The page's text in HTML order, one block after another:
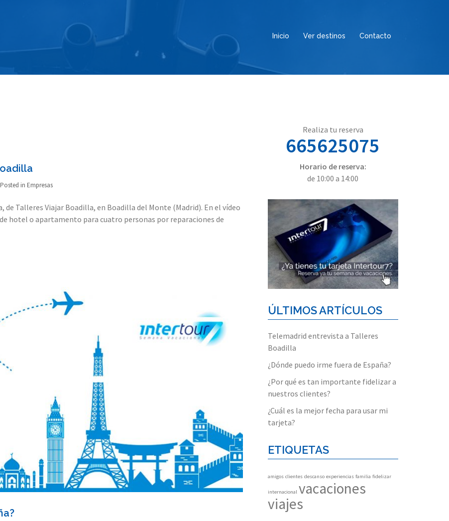
Inicio Ver destinos Contacto
Posted in Empresas
Talleres Viajar Boadilla, en Boadilla del Monte (Madrid). En el vídeo
hotel o apartamento para cuatro personas por reparaciones de
Realiza tu reserva
665625075
Horario de reserva:
de 10:00 a 14:00
ÚLTIMOS ARTÍCULOS
Telemadrid entrevista a Talleres
Boadilla
¿Dónde puedo irme fuera de España?
¿Por qué es tan importante fidelizar a
nuestros clientes?
¿Cuál es la mejor fecha para usar mi
tarjeta?
ETIQUETAS
amigos clientes descanso experiencias familia fidelizar
internacional vacaciones
viajes